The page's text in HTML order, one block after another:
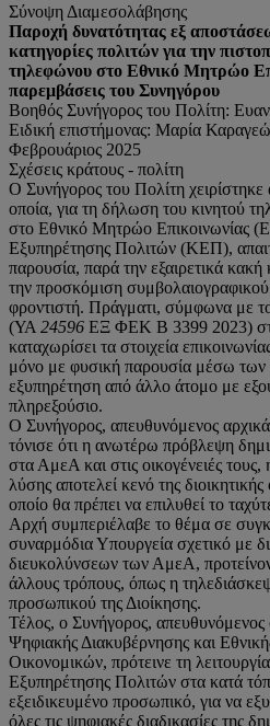
Σύνοψη Διαμεσολάβησης
Παροχή δυνατότητας εξ
κατηγορίες πολιτών για την
τηλεφώνου στο Εθνικό Μητρώο
παρεμβάσεις του Συνηγόρου
Βοηθός Συνήγορος του Πολίτη:
Ειδική επιστήμονας: Μαρία
Φεβρουάριος 2025
Σχέσεις κράτους - πολίτη
Ο Συνήγορος του Πολίτη
οποία, για τη δήλωση του κινητού
στο Εθνικό Μητρώο Επικοινωνίας
Εξυπηρέτησης Πολιτών (ΚΕΠ),
παρουσία, παρά την εξαιρετικά κακή
την προσκόμιση
φροντιστή. Πράγματι, σύμφωνα με
(ΥΑ 24596 ΕΞ ΦΕΚ Β 3399 2023)
καταχωρίσει τα στοιχεία
μόνο με φυσική παρουσία μέσω
εξυπηρέτηση από άλλο άτομο με
πληρεξούσιο.
Ο Συνήγορος, απευθυνόμενος
τόνισε ότι η ανωτέρω πρόβλεψη
στα ΑμεΑ και στις οικογένειές
λύσης αποτελεί κενό της
οποίο θα πρέπει να επιλυθεί το
Αρχή συμπεριέλαβε το θέμα σε
συναρμόδια Υπουργεία σχετικό με
διευκολύνσεων των ΑμεΑ,
άλλους τρόπους, όπως η
προσωπικού της Διοίκησης.
Τέλος, ο Συνήγορος,
Ψηφιακής Διακυβέρνησης και
Οικονομικών, πρότεινε τη
Εξυπηρέτησης Πολιτών στα κατά
εξειδικευμένο προσωπικό, για να
όλες τις ψηφιακές διαδικασίες της